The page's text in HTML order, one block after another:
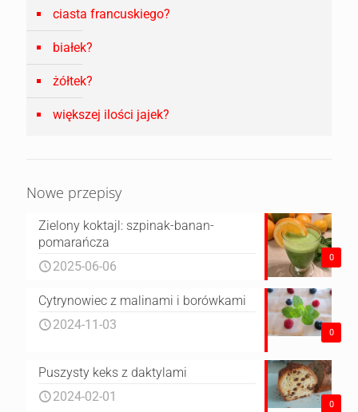
ciasta francuskiego?
białek?
żółtek?
większej ilości jajek?
Nowe przepisy
0
Zielony koktajl: szpinak-banan-
pomarańcza
2025-06-06
0
Cytrynowiec z malinami i borówkami
2024-11-03
0
Puszysty keks z daktylami
2024-02-01